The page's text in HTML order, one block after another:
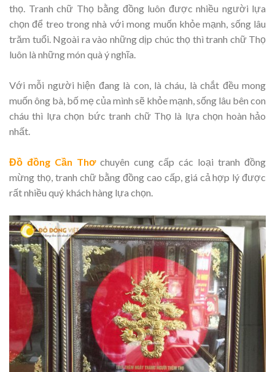
thọ. Tranh chữ Thọ bằng đồng luôn được nhiều người lựa
chọn để treo trong nhà với mong muốn khỏe mạnh, sống lâu
trăm tuổi. Ngoài ra vào những dịp chúc thọ thì tranh chữ Thọ
luôn là những món quà ý nghĩa.
Với mỗi người hiện đang là con, là cháu, là chắt đều mong
muốn ông bà, bố mẹ của mình sẽ khỏe mạnh, sống lâu bên con
cháu thì lựa chọn bức tranh chữ Thọ là lựa chọn hoàn hảo
nhất.
Đồ đồng Cần Thơchuyên cung cấp các loại tranh đồng
mừng thọ, tranh chữ bằng đồng cao cấp, giá cả hợp lý được
rất nhiều quý khách hàng lựa chọn.